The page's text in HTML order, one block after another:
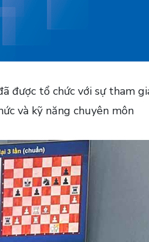
được tổ chức với sự tham
và kỹ năng chuyên môn